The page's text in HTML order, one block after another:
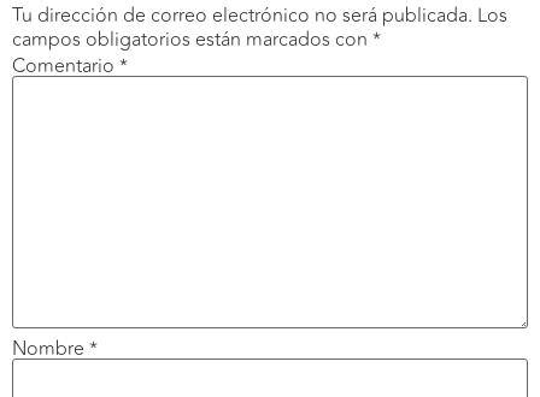
Tu dirección de correo electrónico no será publicada. Los
campos obligatorios están marcados con *
Comentario *
Nombre *